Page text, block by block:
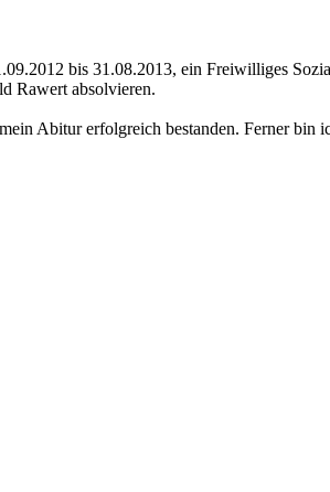
bis 31.08.2013, ein Freiwilliges
Rawert absolvieren.
Abitur erfolgreich bestanden. Ferner